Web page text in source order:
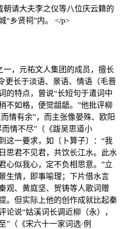
请大夫李之仪等八位庆云籍的
“乡贤祠”内。 </p>
，元祐文人集团的成员，擅长
更长于淡语、景语、情语（毛晋
的特点，曾说“长短句于遣词中
不如格，便觉龃龉。”他批评柳
情有余”，而主张像晏殊、欧阳
情不尽”（《跋吴思道小
这一要求，如〔卜算子〕：“我
思君不见君，共饮长江水。此水
心似我心，定不负相思意。”立
生情，即事喻理；下片借水言
观、黄庭坚、贺铸等人歌词赠
。但实际上他的创作成就比起秦
论说“姑溪词长调近柳（永），
”（《宋六十一家词选·例